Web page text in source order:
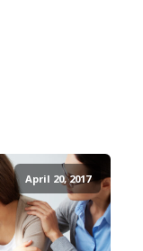
April 20, 2017